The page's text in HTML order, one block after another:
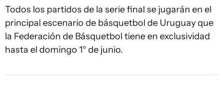
Todos los partidos de la serie final se jugarán en el
principal escenario de básquetbol de Uruguay que
la Federación de Básquetbol tiene en exclusividad
hasta el domingo 1° de junio.